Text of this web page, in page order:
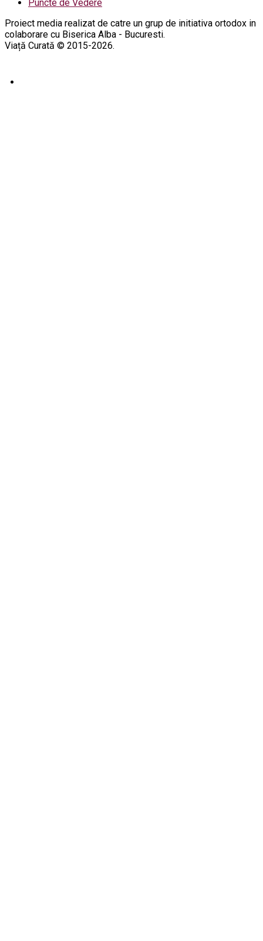
Puncte de Vedere
Proiect media realizat de catre un grup de initiativa ortodox in
colaborare cu Biserica Alba - Bucuresti.
Viață Curată © 2015-2026.